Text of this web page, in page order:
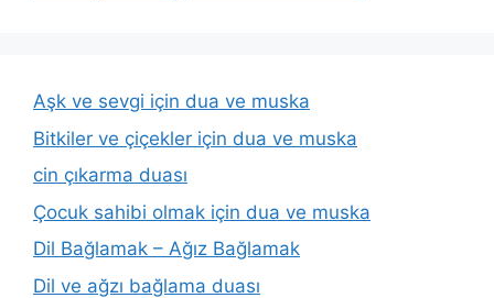
Aşk ve sevgi için dua ve muska
Bitkiler ve çiçekler için dua ve muska
cin çıkarma duası
Çocuk sahibi olmak için dua ve muska
Dil Bağlamak – Ağız Bağlamak
Dil ve ağzı bağlama duası